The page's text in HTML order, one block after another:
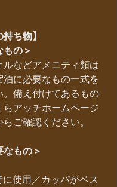
ち物】
もの＞
などアメニティ類は
泊に必要なもの一式を
。備え付けてあるもの
アッチホームページ
らご確認ください。
なもの＞
使用／カッパがベス